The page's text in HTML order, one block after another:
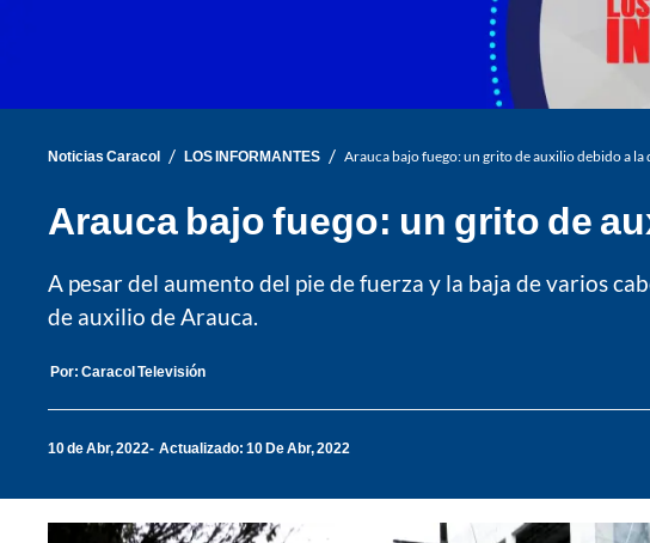
Noticias Caracol / LOS INFORMANTES / Arauca bajo fuego: un grito de auxilio debido a
Arauca bajo fuego: un grito de
A pesar del aumento del pie de fuerza y la baja de varios
de auxilio de Arauca.
Por: Caracol Televisión
10 de Abr, 2022 Actualizado: 10 De Abr, 2022